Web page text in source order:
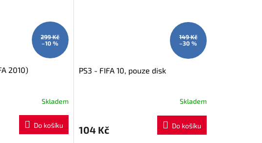
299 Kč
–10 %
2010)
Skladem
Do košíku
149 Kč
–30 %
PS3 - FIFA 10, pouze disk
Skladem
104 Kč Do košíku